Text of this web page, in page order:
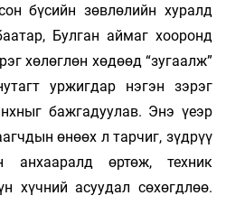
бүсийн зөвлөлийн хуралд
Булган аймаг хооронд
хөлөглөн хөдөөд “зугаалж”
уржигдар нэгэн зэрэг
бажгадуулав. Энэ үеэр
өнөөх л тарчиг, зүдрүү
анхааралд өртөж, техник
хүчний асуудал сөхөгдлөө.